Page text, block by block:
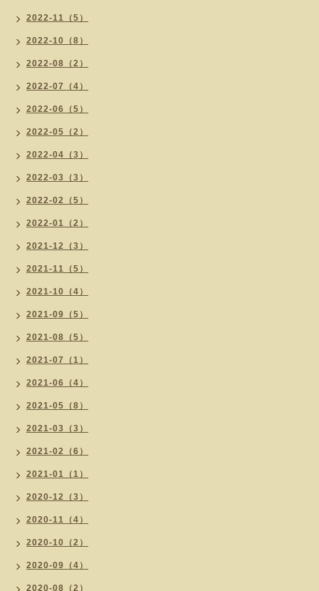
2022-11（5）
2022-10（8）
2022-08（2）
2022-07（4）
2022-06（5）
2022-05（2）
2022-04（3）
2022-03（3）
2022-02（5）
2022-01（2）
2021-12（3）
2021-11（5）
2021-10（4）
2021-09（5）
2021-08（5）
2021-07（1）
2021-06（4）
2021-05（8）
2021-03（3）
2021-02（6）
2021-01（1）
2020-12（3）
2020-11（4）
2020-10（2）
2020-09（4）
2020-08（2）